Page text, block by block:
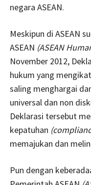
negara ASEAN.
Meskipun di ASEAN
ASEAN (ASEAN
November 2012,
hukum yang
saling menghargai
universal dan non
Deklarasi tersebut
kepatuhan
memajukan dan
Pun dengan